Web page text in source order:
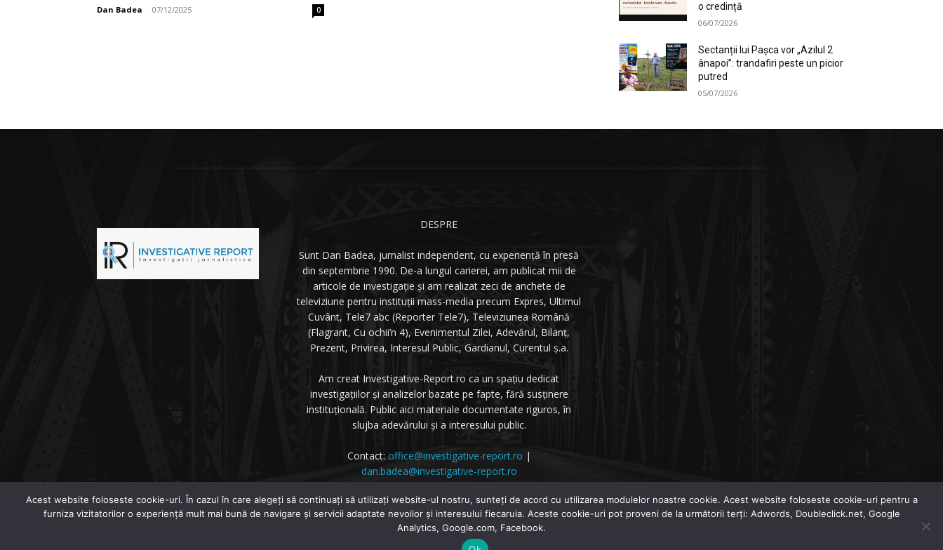
Dan Badea - 07/12/2025 0
o credință
06/07/2026
Sectanții lui Pașca vor „Azilul 2
ânapoi”: trandafiri peste un picior
putred
05/07/2026
DESPRE
Sunt Dan Badea, jurnalist independent, cu experiență în presă
din septembrie 1990. De-a lungul carierei, am publicat mii de
articole de investigație și am realizat zeci de anchete de
televiziune pentru instituții mass-media precum Expres, Ultimul
Cuvânt, Tele7 abc (Reporter Tele7), Televiziunea Română
(Flagrant, Cu ochii’n 4), Evenimentul Zilei, Adevărul, Bilanț,
Prezent, Privirea, Interesul Public, Gardianul, Curentul ș.a.
Am creat Investigative-Report.ro ca un spațiu dedicat
investigațiilor și analizelor bazate pe fapte, fără susținere
instituțională. Public aici materiale documentate riguros, în
slujba adevărului și a interesului public.
Contact: office@investigative-report.ro |
dan.badea@investigative-report.ro
© 2025 Investigative-Report.ro. Toate drepturile rezervate.
Acest website foloseste cookie-uri. În cazul în care alegeți să continuați să utilizați website-ul nostru, sunteți de acord cu utilizarea modulelor noastre cookie. Acest website foloseste cookie-uri pentru a
furniza vizitatorilor o experiență mult mai bună de navigare și servicii adaptate nevoilor și interesului fiecaruia. Aceste cookie-uri pot proveni de la următorii terți: Adwords, Doubleclick.net, Google
Analytics, Google.com, Facebook.